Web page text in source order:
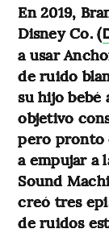
En 2019,
Disney Co. (
a usar
de ruido
su hijo bebé
objetivo
pero pronto
a empujar a
Sound
creó tres
de ruidos